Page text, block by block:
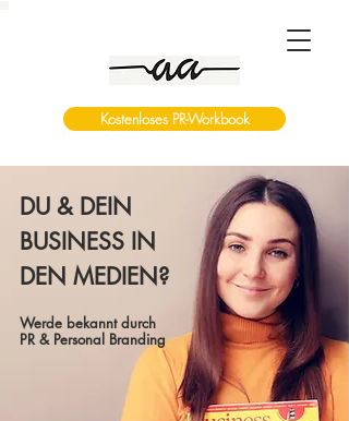
Kostenloses PR-Workbook
DU & DEIN
BUSINESS IN
DEN MEDIEN?
Werde bekannt durch
PR & Personal Branding